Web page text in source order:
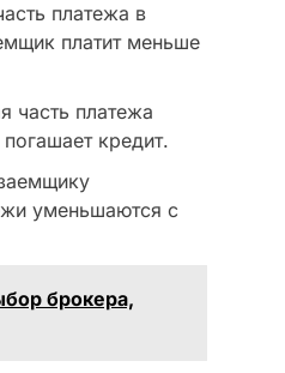
платежа в
платит меньше
часть платежа
кредит.
уменьшаются с
брокера,